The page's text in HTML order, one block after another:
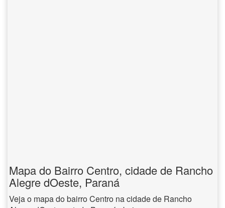
Mapa do Bairro Centro, cidade de Rancho
Alegre dOeste, Paraná
Veja o mapa do bairro Centro na cidade de Rancho